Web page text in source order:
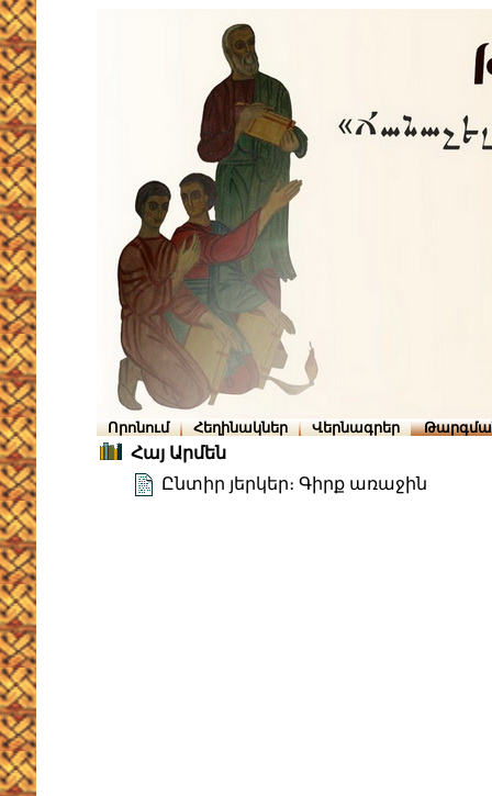
Որոնում Հեղինակներ Վերնագրեր
Հայ Արմեն
Ընտիր յերկեր։ Գիրք առաջին